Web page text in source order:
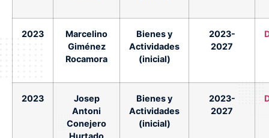
2023
Marcelino
Giménez
Rocamora
Bienes y
Actividades
(inicial)
2023-
2027
2023
Josep
Antoni
Conejero
Hurtado
Bienes y
Actividades
(inicial)
2023-
2027